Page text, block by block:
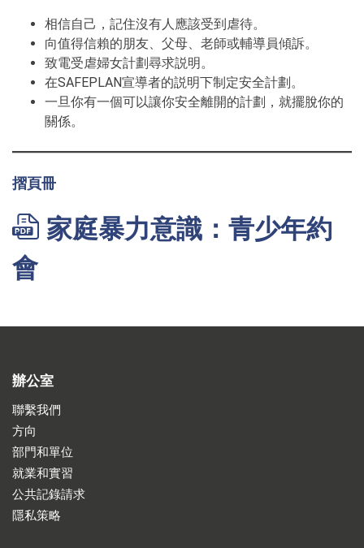
相信自己，記住沒有人應該受到虐待。
向值得信賴的朋友、父母、老師或輔導員傾訴。
致電受虐婦女計劃尋求説明。
在SAFEPLAN宣導者的説明下制定安全計劃。
一旦你有一個可以讓你安全離開的計劃，就擺脫你的
關係。
摺頁冊
家庭暴力意識：青少年約
會
辦公室
聯繫我們
方向
部門和單位
就業和實習
公共記錄請求
隱私策略